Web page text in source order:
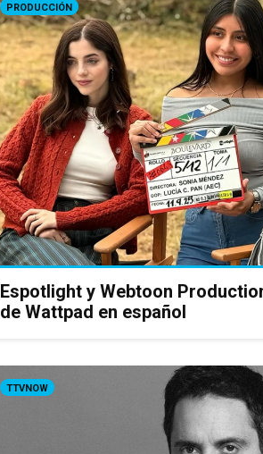
PRODUCCIÓN
Espotlight y Webtoon
de Wattpad en español
TTVNOW